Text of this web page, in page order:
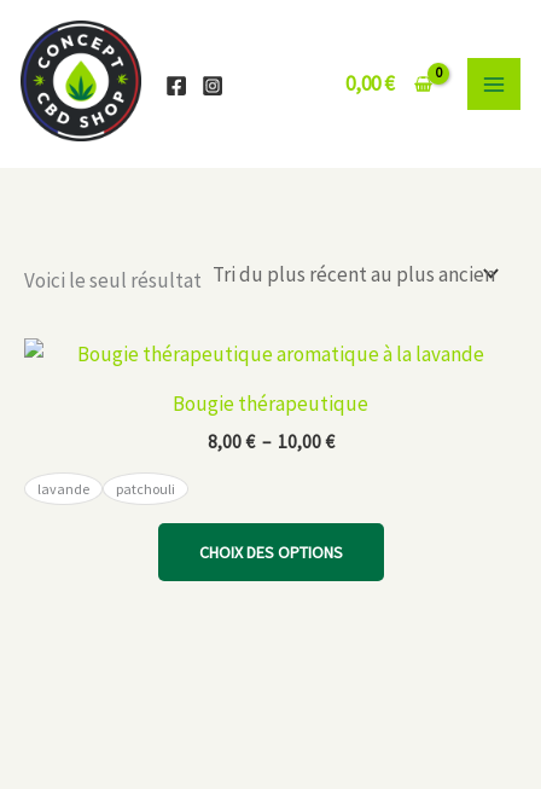
contenu
0,00€
Voici le seul résultat
Bougie thérapeutique
8,00€ – 10,00€Plage
10,00 €
lavande patchouli
CHOIX DES OPTIONS
Ce